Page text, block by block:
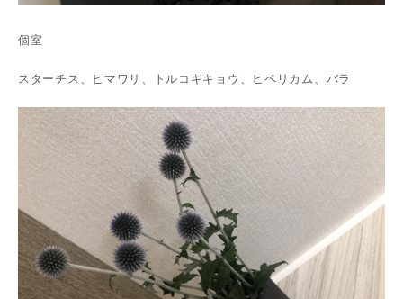
個室
スターチス、ヒマワリ、トルコキキョウ、ヒペリカム、バラ